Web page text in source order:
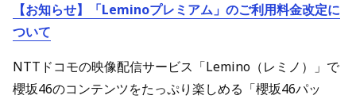
【お知らせ】「Leminoプレミアム」のご利用料金改定に
ついて
NTTドコモの映像配信サービス「Lemino（レミノ）」で
櫻坂46のコンテンツをたっぷり楽しめる「櫻坂46パッ